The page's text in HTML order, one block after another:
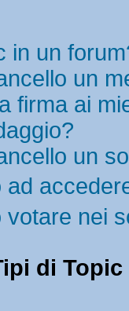
in un
un
firma ai
un
nei
di Topic